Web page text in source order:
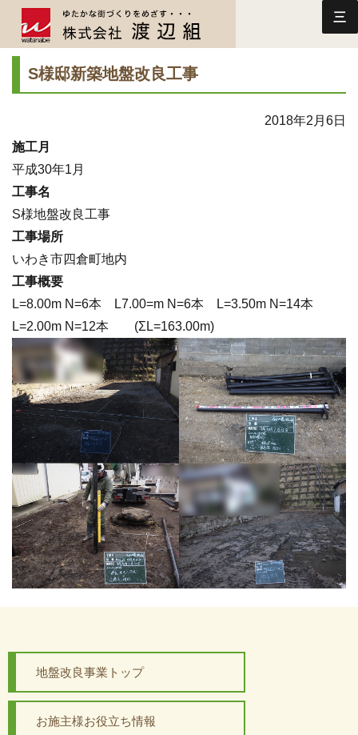
三
S様邸新築地盤改良工事
2018年2月6日
施工月
平成30年1月
工事名
S様地盤改良工事
工事場所
いわき市四倉町地内
工事概要
L=8.00m N=6本 L7.00=m N=6本 L=3.50m N=14本
L=2.00m N=12本 (ΣL=163.00m)
地盤改良事業トップ
お施主様お役立ち情報